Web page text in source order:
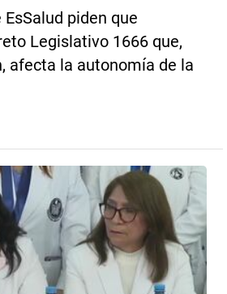
piden que
Legislativo 1666 que,
afecta la autonomía de la